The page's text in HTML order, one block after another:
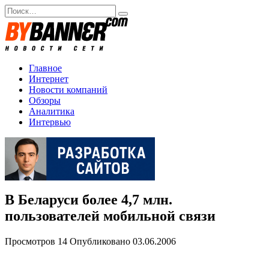
Перейти
к
содержанию
Search
for:
Главное
Интернет
Новости компаний
Обзоры
Аналитика
Интервью
В Беларуси более 4,7 млн.
пользователей мобильной связи
Просмотров 14 Опубликовано 03.06.2006